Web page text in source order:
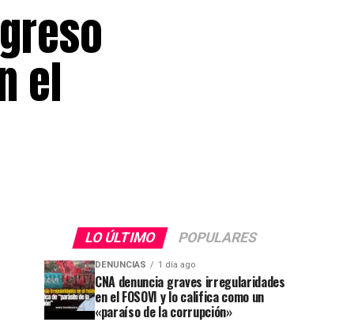
el
LO ÚLTIMO POPULARES
DENUNCIAS 1 día ago
CNA denuncia graves irregularidades
en el FOSOVI y lo califica como un
«paraíso de la corrupción»